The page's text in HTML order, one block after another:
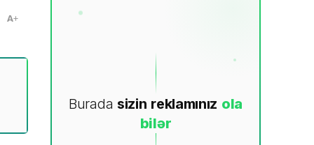
A
Burada sizin reklamınız ola
bilər